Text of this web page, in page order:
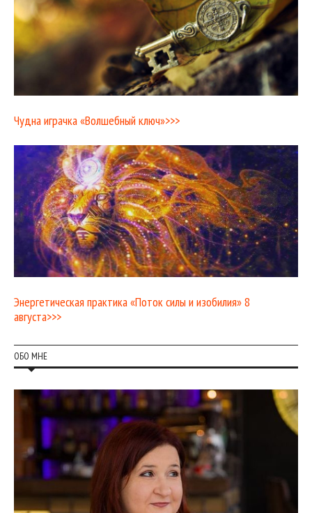
Чудна играчка «Волшебный ключ»>>>
Энергетическая практика «Поток силы и изобилия» 8
августа>>>
ОБО МНЕ